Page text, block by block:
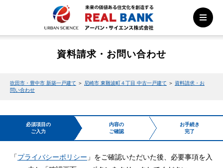
資料請求・お問い合わせ
吹田市・豊中市 新築一戸建て ＞ 尼崎市 東難波町４丁目 中古一戸建て ＞ 資料請求・お
問い合わせ
必須項目の
ご入力
内容の
ご確認
お手続き
完了
「プライバシーポリシー 」をご確認いただいた後、必要事項を入